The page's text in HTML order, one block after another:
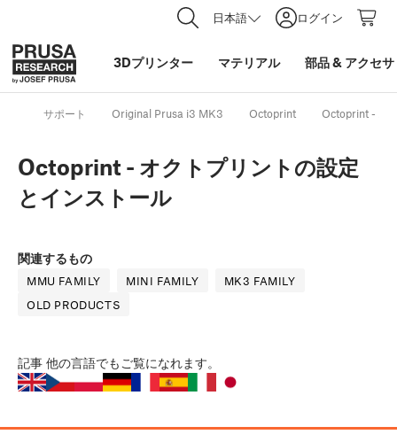
日本語 ログイン
3Dプリンター マテリアル 部品& アクセ
サポート Original Prusa i3 MK3 Octoprint Octoprint - オ
Octoprint - オクトプリントの設定
とインストール
関連するもの
MMU FAMILY MINI FAMILY
MK3 FAMILY
OLD PRODUCTS
記事 他の言語でもご覧になれます。